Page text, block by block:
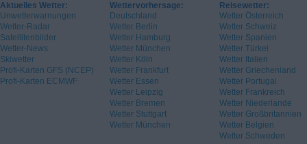
Aktuelles Wetter:
Unwetterwarnungen
Wetter-Radar
Satellitenbilder
Wetter-News
Skiwetter
Profi-Karten GFS (NCEP)
Profi-Karten ECMWF
Wettervorhersage:
Deutschland
Wetter Berlin
Wetter Hamburg
Wetter München
Wetter Köln
Wetter Frankfurt
Wetter Essen
Wetter Leipzig
Wetter Bremen
Wetter Stuttgart
Wetter München
Reisewetter:
Wetter Österreich
Wetter Schweiz
Wetter Spanien
Wetter Türkei
Wetter Italien
Wetter Griechenland
Wetter Portugal
Wetter Frankreich
Wetter Niederlande
Wetter Großbritannien
Wetter Belgien
Wetter Schweden